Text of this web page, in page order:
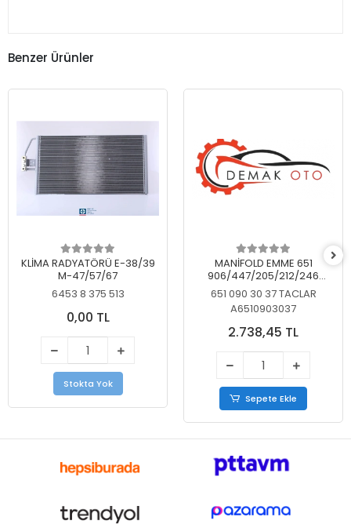
Benzer Ürünler
KLİMA RADYATÖRÜ E-38/39
M-47/57/67
6453 8 375 513
0,00 TL
Stokta Yok
MANİFOLD EMME 651
906/447/205/212/246
KELEBEKSİZ
651 090 30 37 TACLAR
A6510903037
2.738,45 TL
Sepete Ekle